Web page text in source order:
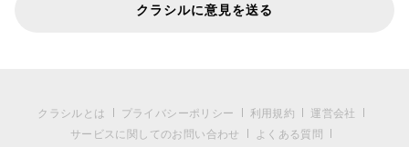
クラシルに意見を送る
クラシルとは プライバシーポリシー 利用規約
運営会社
サービスに関してのお問い合わせ
よくある質問